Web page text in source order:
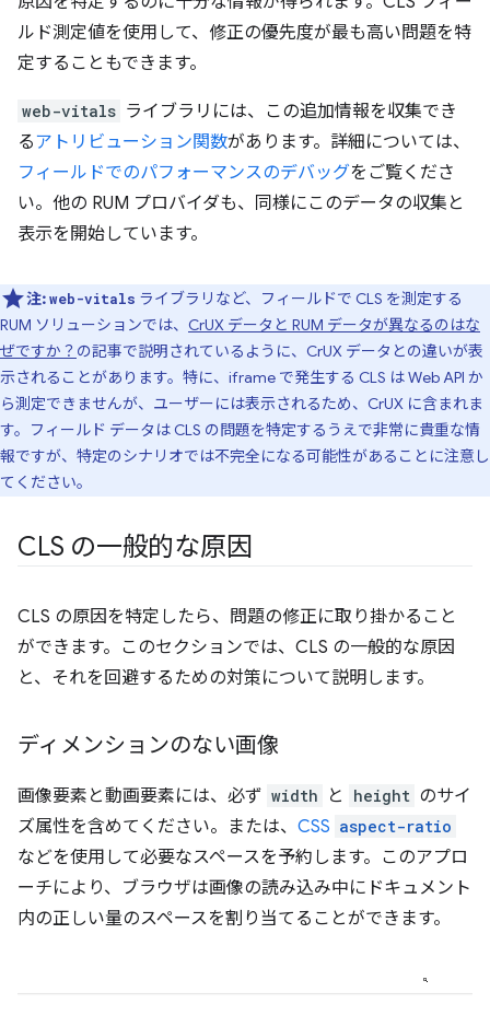
ルド測定値を使用して、修正の優先度が最も高い問題を特
定することもできます。
web-vitals ライブラリには、この追加情報を収集でき
るアトリビューション関数があります。詳細については、
フィールドでのパフォーマンスのデバッグをご覧くださ
い。他の RUM プロバイダも、同様にこのデータの収集と
表示を開始しています。
注:web-vitals ライブラリなど、フィールドで CLS を測定する
RUM ソリューションでは、 CrUX データと RUM データが異なるのはな
ぜですか？ の記事で説明されているように、CrUX データとの違いが表
示されることがあります。特に、iframe で発生する CLS は Web API か
ら測定できませんが、ユーザーには表示されるため、CrUX に含まれま
す。フィールド データは CLS の問題を特定するうえで非常に貴重な情
報ですが、特定のシナリオでは不完全になる可能性があることに注意し
てください。
CLS の一般的な原因
CLS の原因を特定したら、問題の修正に取り掛かること
ができます。このセクションでは、CLS の一般的な原因
と、それを回避するための対策について説明します。
ディメンションのない画像
画像要素と動画要素には、必ず width と height のサイ
ズ属性を含めてください。または、 CSS aspect-ratio
などを使用して必要なスペースを予約します。このアプロ
ーチにより、ブラウザは画像の読み込み中にドキュメント
内の正しい量のスペースを割り当てることができます。